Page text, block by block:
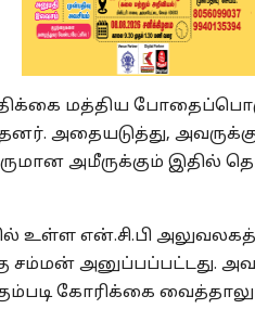
மத்திய
அதையடுத்து,
அமீருக்கும் இதில்
உள்ள என்.சி.பி
சம்மன் அனுப்பப்பட்டது.
கோரிக்கை